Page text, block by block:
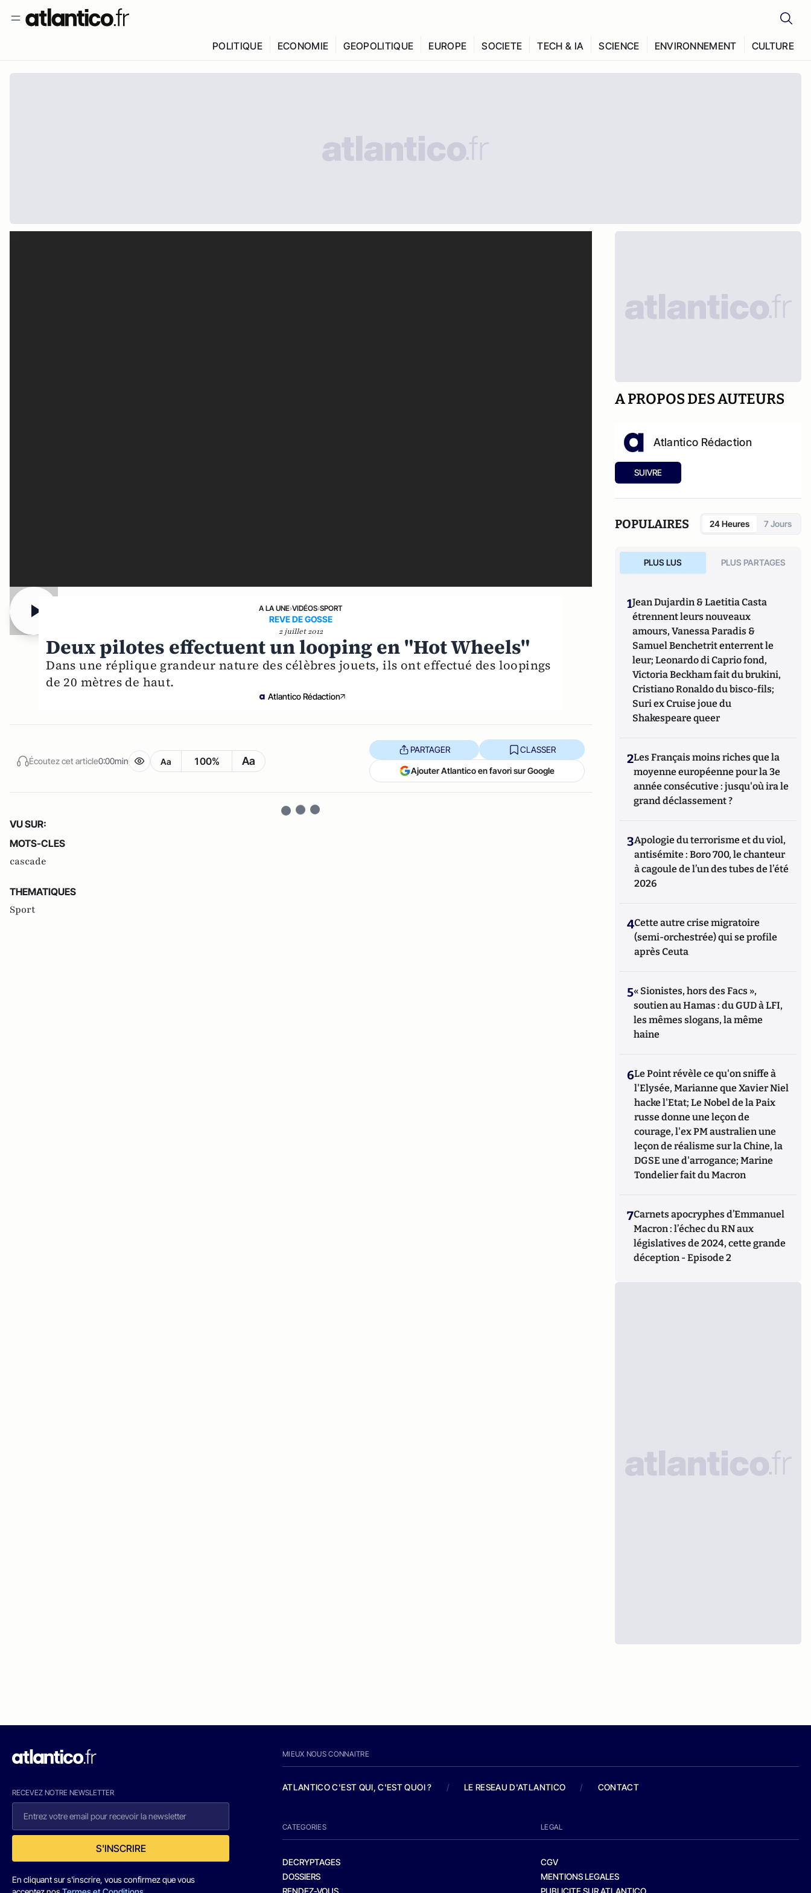
POLITIQUE ECONOMIE GEOPOLITIQUE EUROPE SOCIETE TECH & IA SCIENCE ENVIRONNEMENT CULTURE
A LA UNE›VIDÉOS›SPORT
REVE DE GOSSE
2 juillet 2012
Deux pilotes effectuent un looping en "Hot Wheels"
Dans une réplique grandeur nature des célèbres jouets, ils ont effectué des loopings
de 20 mètres de haut.
Atlantico Rédaction
Écoutez cet article0:00min Aa 100% Aa
PARTAGER CLASSER
Ajouter Atlantico en favori sur Google
VU SUR:
MOTS-CLES
cascade
THEMATIQUES
Sport
A PROPOS DES AUTEURS
Atlantico Rédaction
SUIVRE
POPULAIRES 24 Heures 7 Jours
PLUS LUS PLUS PARTAGES
1Jean Dujardin & Laetitia Casta
étrennent leurs nouveaux
amours, Vanessa Paradis &
Samuel Benchetrit enterrent le
leur; Leonardo di Caprio fond,
Victoria Beckham fait du brukini,
Cristiano Ronaldo du bisco-fils;
Suri ex Cruise joue du
Shakespeare queer
2Les Français moins riches que la
moyenne européenne pour la 3e
année consécutive : jusqu'où ira le
grand déclassement ?
3Apologie du terrorisme et du viol,
antisémite : Boro 700, le chanteur
à cagoule de l’un des tubes de l’été
2026
4Cette autre crise migratoire
(semi-orchestrée) qui se profile
après Ceuta
5« Sionistes, hors des Facs »,
soutien au Hamas : du GUD à LFI,
les mêmes slogans, la même
haine
6Le Point révèle ce qu'on sniffe à
l'Elysée, Marianne que Xavier Niel
hacke l'Etat; Le Nobel de la Paix
russe donne une leçon de
courage, l'ex PM australien une
leçon de réalisme sur la Chine, la
DGSE une d'arrogance; Marine
Tondelier fait du Macron
7Carnets apocryphes d’Emmanuel
Macron : l’échec du RN aux
législatives de 2024, cette grande
déception - Episode 2
RECEVEZ NOTRE NEWSLETTER
S'INSCRIRE
En cliquant sur s'inscrire, vous confirmez que vous
MIEUX NOUS CONNAITRE
ATLANTICO C'EST QUI, C'EST QUOI ? / LE RESEAU D'ATLANTICO / CONTACT
CATEGORIES
DECRYPTAGES
DOSSIERS
RENDEZ-VOUS
LEGAL
CGV
MENTIONS LEGALES
PUBLICITE SUR ATLANTICO